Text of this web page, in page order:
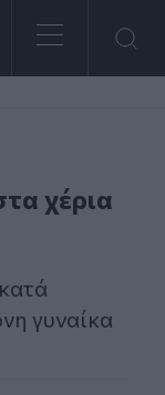
χέρια
γυναίκα